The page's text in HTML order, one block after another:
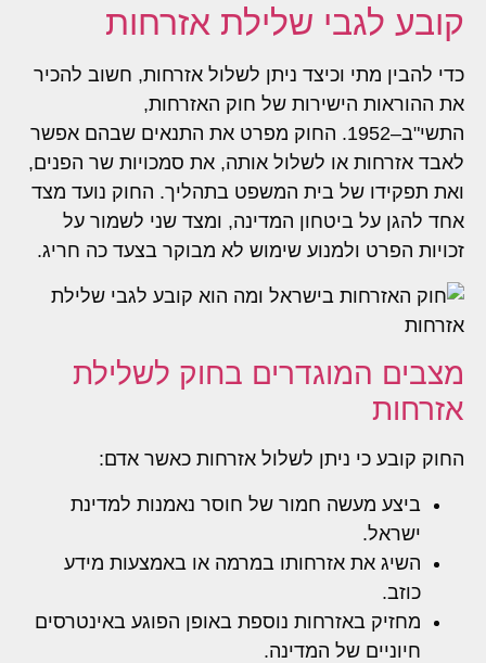
קובע לגבי שלילת אזרחות
כדי להבין מתי וכיצד ניתן לשלול אזרחות, חשוב להכיר
את ההוראות הישירות של חוק האזרחות,
התשי"ב–1952. החוק מפרט את התנאים שבהם אפשר
לאבד אזרחות או לשלול אותה, את סמכויות שר הפנים,
ואת תפקידו של בית המשפט בתהליך. החוק נועד מצד
אחד להגן על ביטחון המדינה, ומצד שני לשמור על
זכויות הפרט ולמנוע שימוש לא מבוקר בצעד כה חריג.
מצבים המוגדרים בחוק לשלילת
אזרחות
החוק קובע כי ניתן לשלול אזרחות כאשר אדם:
ביצע מעשה חמור של חוסר נאמנות למדינת
ישראל.
השיג את אזרחותו במרמה או באמצעות מידע
כוזב.
מחזיק באזרחות נוספת באופן הפוגע באינטרסים
חיוניים של המדינה.